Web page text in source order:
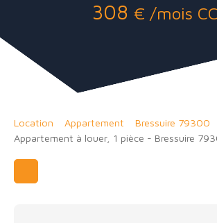
308 € /mois CC
Location Appartement
Bressuire 79300
Appartement à louer, 1 pièce - Bressuire